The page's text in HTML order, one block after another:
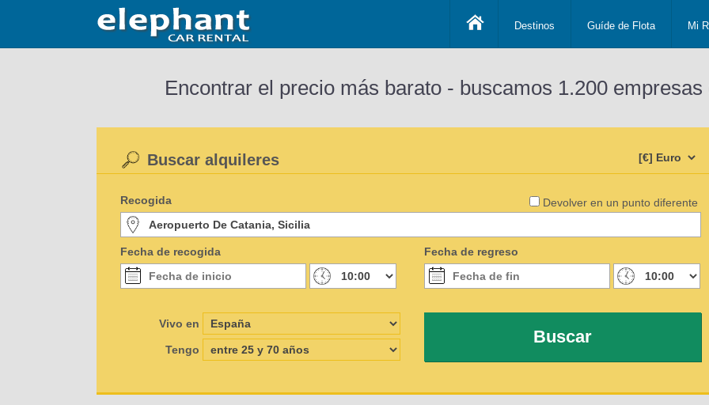
Destinos Guíde de Flota Mi
Encontrar el precio más barato - buscamos 1.200
Devolver en un punto diferente
Buscar alquileres
Recogida
Fecha de recogida Fecha de regreso
Vivo en
Tengo
Buscar